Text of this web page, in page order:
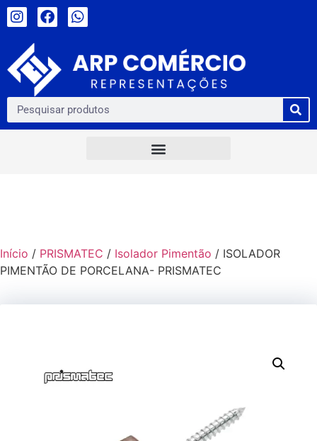
Início / PRISMATEC / Isolador Pimentão / ISOLADOR
PIMENTÃO DE PORCELANA- PRISMATEC